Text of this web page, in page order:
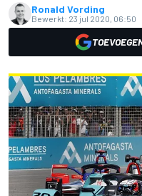
Ronald Vording
Bewerkt: 23 jul 2020, 06:50